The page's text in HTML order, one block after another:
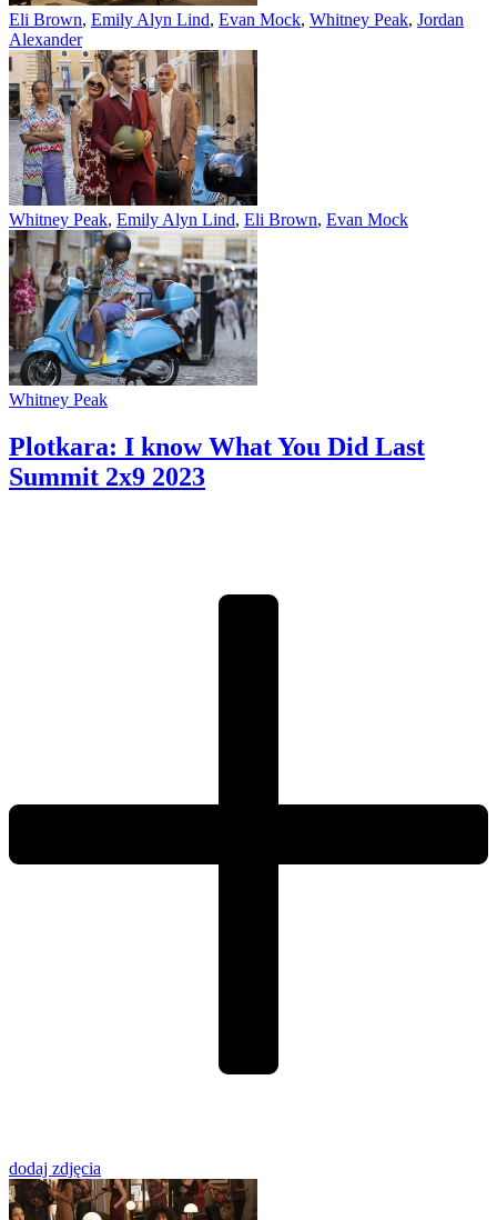
Eli Brown, Emily Alyn Lind, Evan Mock, Whitney Peak, Jordan
Alexander
Whitney Peak, Emily Alyn Lind, Eli Brown, Evan Mock
Whitney Peak
Plotkara: I know What You Did Last
Summit 2x9 2023
dodaj zdjęcia